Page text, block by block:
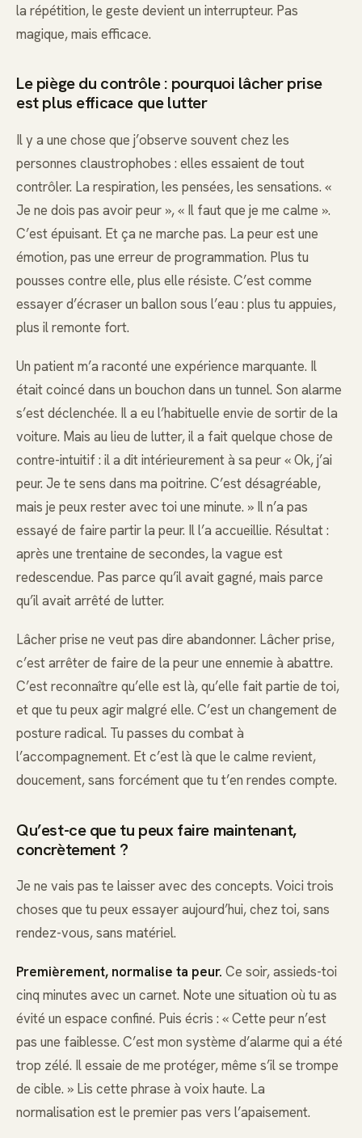
la répétition, le geste devient un interrupteur. Pas
magique, mais efficace.
Le piège du contrôle : pourquoi lâcher prise
est plus efficace que lutter
Il y a une chose que j’observe souvent chez les
personnes claustrophobes : elles essaient de tout
contrôler. La respiration, les pensées, les sensations. «
Je ne dois pas avoir peur », « Il faut que je me calme ».
C’est épuisant. Et ça ne marche pas. La peur est une
émotion, pas une erreur de programmation. Plus tu
pousses contre elle, plus elle résiste. C’est comme
essayer d’écraser un ballon sous l’eau : plus tu appuies,
plus il remonte fort.
Un patient m’a raconté une expérience marquante. Il
était coincé dans un bouchon dans un tunnel. Son alarme
s’est déclenchée. Il a eu l’habituelle envie de sortir de la
voiture. Mais au lieu de lutter, il a fait quelque chose de
contre-intuitif : il a dit intérieurement à sa peur « Ok, j’ai
peur. Je te sens dans ma poitrine. C’est désagréable,
mais je peux rester avec toi une minute. » Il n’a pas
essayé de faire partir la peur. Il l’a accueillie. Résultat :
après une trentaine de secondes, la vague est
redescendue. Pas parce qu’il avait gagné, mais parce
qu’il avait arrêté de lutter.
Lâcher prise ne veut pas dire abandonner. Lâcher prise,
c’est arrêter de faire de la peur une ennemie à abattre.
C’est reconnaître qu’elle est là, qu’elle fait partie de toi,
et que tu peux agir malgré elle. C’est un changement de
posture radical. Tu passes du combat à
l’accompagnement. Et c’est là que le calme revient,
doucement, sans forcément que tu t’en rendes compte.
Qu’est-ce que tu peux faire maintenant,
concrètement ?
Je ne vais pas te laisser avec des concepts. Voici trois
choses que tu peux essayer aujourd’hui, chez toi, sans
rendez-vous, sans matériel.
Premièrement, normalise ta peur. Ce soir, assieds-toi
cinq minutes avec un carnet. Note une situation où tu as
évité un espace confiné. Puis écris : « Cette peur n’est
pas une faiblesse. C’est mon système d’alarme qui a été
trop zélé. Il essaie de me protéger, même s’il se trompe
de cible. » Lis cette phrase à voix haute. La
normalisation est le premier pas vers l’apaisement.